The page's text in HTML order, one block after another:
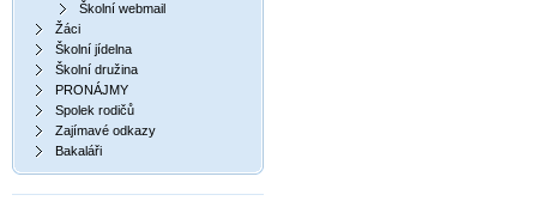
Školní webmail
Žáci
Školní jídelna
Školní družina
PRONÁJMY
Spolek rodičů
Zajímavé odkazy
Bakaláři